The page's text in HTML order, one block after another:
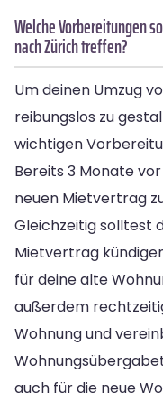
Welche Vorbereitungen
nach Zürich treffen?
Um deinen Umzug
reibungslos zu
wichtigen
Bereits 3 Monate
neuen Mietvertrag
Gleichzeitig solltest
Mietvertrag
für deine alte
außerdem
Wohnung und
auch für die neue